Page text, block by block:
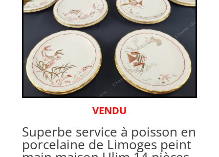
VENDU
Superbe service à poisson en
porcelaine de Limoges peint